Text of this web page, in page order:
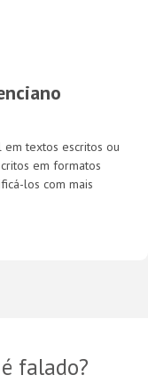
em textos escritos ou
em formatos
los com mais
falado?